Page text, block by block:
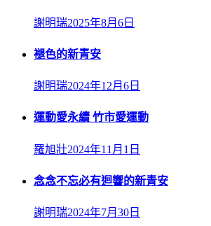
謝明瑞2025年8月6日
褪色的新青安
謝明瑞2024年12月6日
運動愛永續 竹市愛運動
羅旭壯2024年11月1日
念念不忘必有迴響的新青安
謝明瑞2024年7月30日